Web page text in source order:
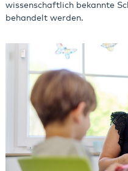
wissenschaftlich bekannte
behandelt werden.